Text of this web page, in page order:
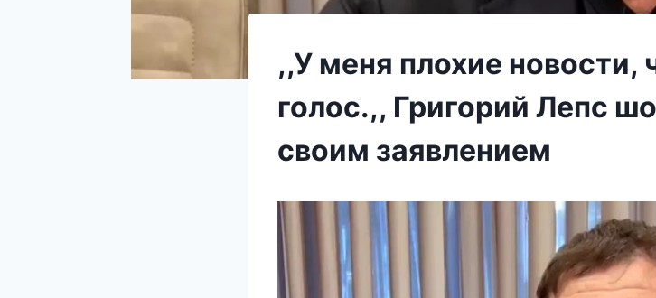
,,У меня плохие новости,
голос.,, Григорий Лепс
своим заявлением